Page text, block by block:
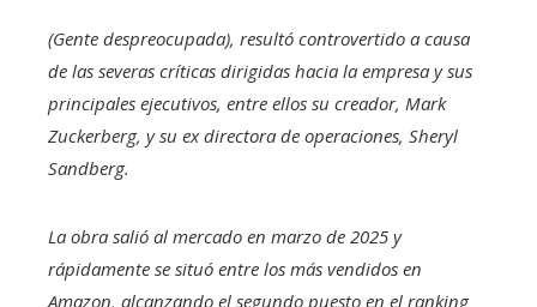
(Gente despreocupada), resultó controvertido a causa
de las severas críticas dirigidas hacia la empresa y sus
principales ejecutivos, entre ellos su creador, Mark
Zuckerberg, y su ex directora de operaciones, Sheryl
Sandberg.
La obra salió al mercado en marzo de 2025 y
rápidamente se situó entre los más vendidos en
Amazon, alcanzando el segundo puesto en el ranking